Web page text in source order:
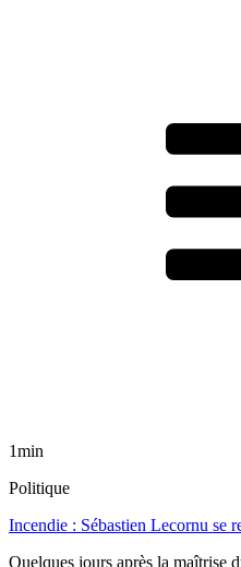
1min
Politique
Incendie : Sébastien Lecornu se
Quelques jours après la maîtrise